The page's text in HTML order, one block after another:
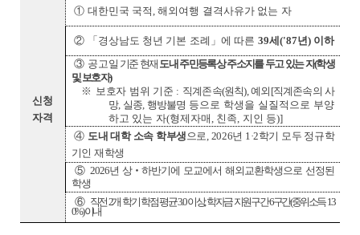
신청
자격
① 대한민국 국적 ,해외여행 결격사유가 없는 자
② 「경상남도 청년 기본 조례 」 에 따른 39세('87년) 이하
③ 공고 일 기준 현재 도내 주민등록상 주소지를 두고 있는 자(학생
및 보호자)
※ 보호자 범위 기준 : 직계존속(원칙),예외 [직계존속의 사
망, 실종 행방불명 등으로 학생을 실질적으로 부양
하고 있는 자(형제자매 친족 지인 등)]
④ 도내 대학 소속 학부생 으로, 2026년 1·2학기 모두 정규학
기인 재학생
⑤2026년 상‧하반기에 모교에서 해외교환학생으로 선정된
학생
⑥ 직전 2개 학기 학점 평균 3.0 이상, 학자금 지원구간 6구간(중위소득 13
0%) 이내